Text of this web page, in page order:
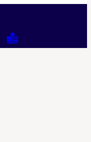
Connection with a sign
Tekst łatwy do